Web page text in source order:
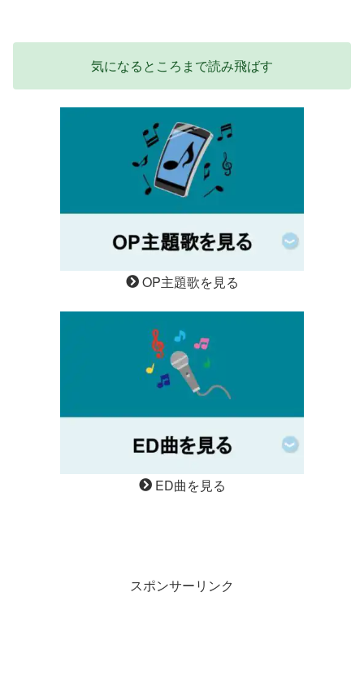
気になるところまで読み飛ばす
OP主題歌を見る
ED曲を見る
スポンサーリンク